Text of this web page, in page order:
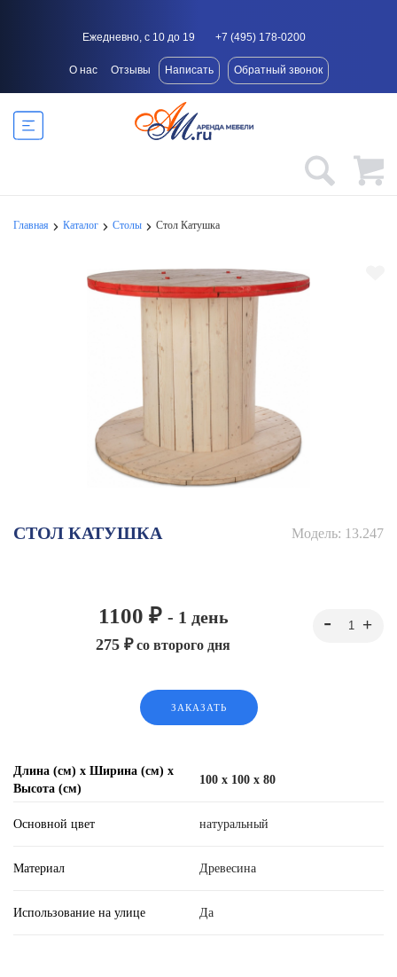
Ежедневно, с 10 до 19 +7 (495) 178-0200
О нас Отзывы Написать Обратный звонок
Главная Каталог Столы Стол Катушка
Модель: 13.247
СТОЛ КАТУШКА
1100 ₽ - 1 день
275 ₽со второго дня
ЗАКАЗАТЬ
Длина (см) х Ширина (см) х
Высота (см)
100 x 100 x 80
Основной цвет натуральный
Материал Древесина
Использование на улице Да